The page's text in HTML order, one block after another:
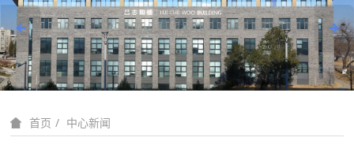
首页 中心新闻